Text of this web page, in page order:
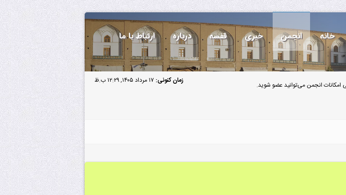
خانه انجمن خبری قفسه درباره ارتباط با ما
زمان کنونی: ۱۷ مرداد ۱۴۰۵, ۱۲:۲۹ ب.ظ
امکانات انجمن می‌توانید عضو شوید.